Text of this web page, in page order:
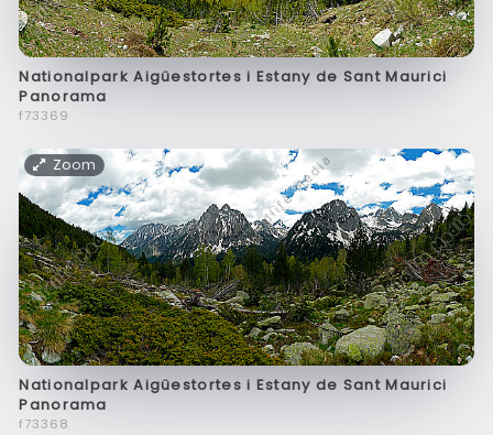
Nationalpark Aigüestortes i Estany de Sant Maurici
Panorama
f73369
Zoom
Nationalpark Aigüestortes i Estany de Sant Maurici
Panorama
f73368